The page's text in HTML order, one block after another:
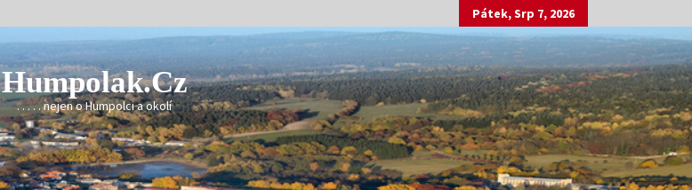
Pátek, Srp 7, 2026
Humpolak.cz
. . . . . nejen o Humpolci a okolí